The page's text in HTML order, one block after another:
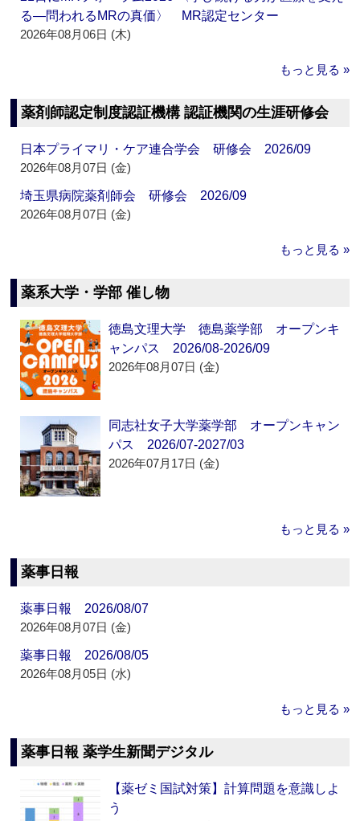
る―問われるMRの真価〉 MR認定センター
2026年08月06日 (木)
もっと見る »
薬剤師認定制度認証機構 認証機関の生涯研修会
日本プライマリ・ケア連合学会 研修会 2026/09
2026年08月07日 (金)
埼玉県病院薬剤師会 研修会 2026/09
2026年08月07日 (金)
もっと見る »
薬系大学・学部 催し物
徳島文理大学 徳島薬学部 オープンキ
ャンパス 2026/08-2026/09
2026年08月07日 (金)
同志社女子大学薬学部 オープンキャン
パス 2026/07-2027/03
2026年07月17日 (金)
もっと見る »
薬事日報
薬事日報 2026/08/07
2026年08月07日 (金)
薬事日報 2026/08/05
2026年08月05日 (水)
もっと見る »
薬事日報 薬学生新聞デジタル
【薬ゼミ国試対策】計算問題を意識しよ
う